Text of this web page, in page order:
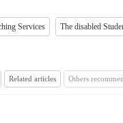
Services The disabled
Related articles Others